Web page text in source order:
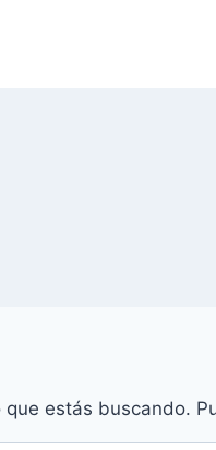
estás buscando.